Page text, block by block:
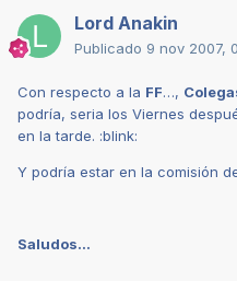
Lord Anakin
Publicado 9 nov 2007,
Con respecto a la FF…,
podría, seria los Viernes
en la tarde. :blink:
Y podría estar en la comisión
Saludos…